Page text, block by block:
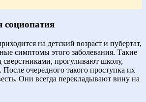
социопатия
на детский возраст и пубертат,
симптомы этого заболевания. Такие
сверстниками, прогуливают школу,
После очередного такого проступка их
Они всегда перекладывают вину на